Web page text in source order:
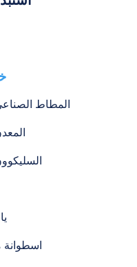
المطاط
اسطوانة